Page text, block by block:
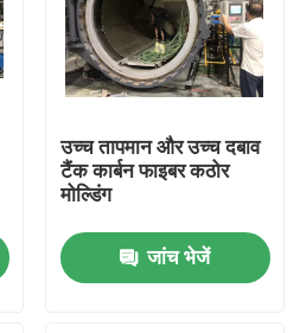
उच्च तापमान और उच्च दबाव
टैंक कार्बन फाइबर कठोर
मोल्डिंग
जांच भेजें